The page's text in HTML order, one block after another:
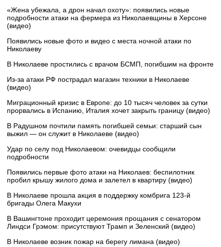
«Жена убежала, а дрон начал охоту»: появились новые
подробности атаки на фермера из Николаевщины в Херсоне
(видео)
Появились новые фото и видео с места ночной атаки по
Николаеву
В Николаеве простились с врачом БСМП, погибшим на фронте
Из-за атаки РФ пострадал магазин техники в Николаеве
(видео)
Миграционный кризис в Европе: до 10 тысяч человек за сутки
прорвались в Испанию, Италия хочет закрыть границу (видео)
В Радушном почтили память погибшей семьи: старший сын
выжил — он служит в Николаеве (видео)
Удар по селу под Николаевом: очевидцы сообщили
подробности
Появились первые фото атаки на Николаев: беспилотник
пробил крышу жилого дома и залетел в квартиру (видео)
В Николаеве прошла акция в поддержку комбрига 123-й
бригады Олега Макухи
В Вашингтоне проходит церемония прощания с сенатором
Линдси Грэмом: присутствуют Трамп и Зеленский (видео)
В Николаеве возник пожар на берегу лимана (видео)